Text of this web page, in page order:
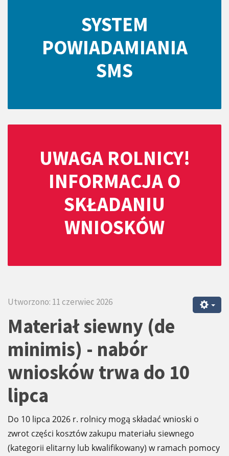
SYSTEM
POWIADAMIANIA
SMS
UWAGA ROLNICY!
INFORMACJA O
SKŁADANIU
WNIOSKÓW
Utworzono: 11 czerwiec 2026
Materiał siewny (de
minimis) - nabór
wniosków trwa do 10
lipca
Do 10 lipca 2026 r. rolnicy mogą składać wnioski o
zwrot części kosztów zakupu materiału siewnego
(kategorii elitarny lub kwalifikowany) w ramach pomocy